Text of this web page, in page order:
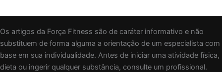
Os artigos da Força Fitness são de caráter informativo e não
substituem de forma alguma a orientação de um especialista com
base em sua individualidade. Antes de iniciar uma atividade física,
dieta ou ingerir qualquer substância, consulte um profissional.